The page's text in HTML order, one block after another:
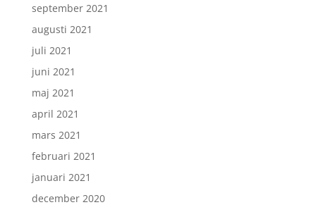
september 2021
augusti 2021
juli 2021
juni 2021
maj 2021
april 2021
mars 2021
februari 2021
januari 2021
december 2020